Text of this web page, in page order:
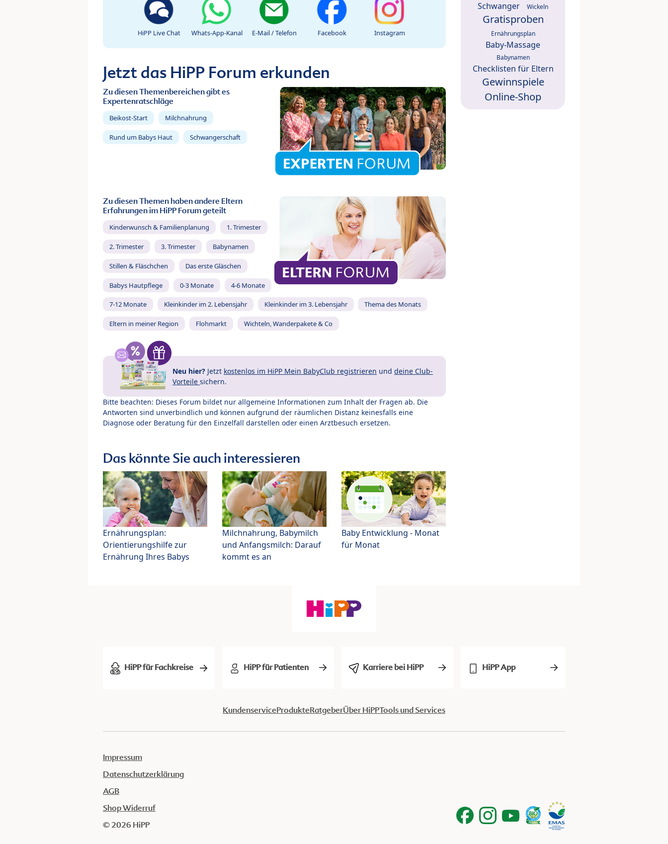
HiPP Live Chat Whats-App-Kanal E-Mail / Telefon Facebook Instagram
Jetzt das HiPP Forum erkunden
Zu diesen Themenbereichen gibt es
Expertenratschläge
Beikost-Start Milchnahrung
Rund um Babys Haut Schwangerschaft
Zu diesen Themen haben andere Eltern
Erfahrungen im HiPP Forum geteilt
Kinderwunsch & Familienplanung 1. Trimester
2. Trimester 3. Trimester Babynamen
Stillen & Fläschchen Das erste Gläschen
Babys Hautpflege 0-3 Monate 4-6 Monate
7-12 Monate Kleinkinder im 2. Lebensjahr Kleinkinder im 3. Lebensjahr Thema des Monats
Eltern in meiner Region Flohmarkt Wichteln, Wanderpakete & Co
Neu hier? Jetzt kostenlos im HiPP Mein BabyClub registrieren und deine Club-
Vorteile sichern.
Bitte beachten: Dieses Forum bildet nur allgemeine Informationen zum Inhalt der Fragen ab. Die
Antworten sind unverbindlich und können aufgrund der räumlichen Distanz keinesfalls eine
Diagnose oder Beratung für den Einzelfall darstellen oder einen Arztbesuch ersetzen.
Das könnte Sie auch interessieren
Ernährungsplan:
Orientierungshilfe zur
Ernährung Ihres Babys
Milchnahrung, Babymilch
und Anfangsmilch: Darauf
kommt es an
Baby Entwicklung - Monat
für Monat
Schwanger Wickeln
Gratisproben
Ernährungsplan
Baby-Massage
Babynamen
Checklisten für Eltern
Gewinnspiele
Online-Shop
HiPP für Fachkreise HiPP für Patienten Karriere bei HiPP HiPP App
KundenserviceProdukteRatgeberÜber HiPPTools und Services
Impressum
Datenschutzerklärung
AGB
Shop Widerruf
© 2026 HiPP